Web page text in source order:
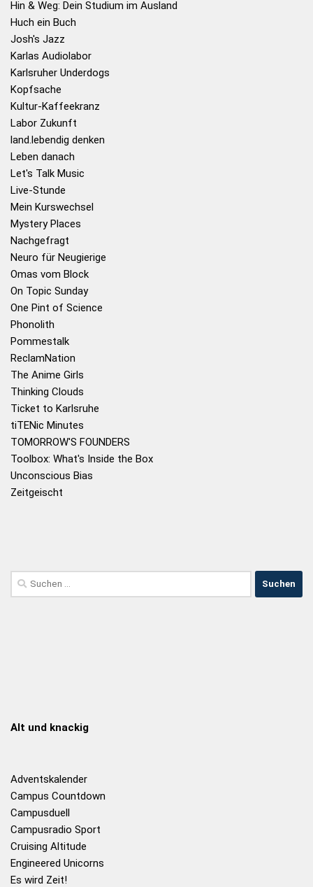
Hin & Weg: Dein Studium im Ausland
Huch ein Buch
Josh's Jazz
Karlas Audiolabor
Karlsruher Underdogs
Kopfsache
Kultur-Kaffeekranz
Labor Zukunft
land.lebendig denken
Leben danach
Let's Talk Music
Live-Stunde
Mein Kurswechsel
Mystery Places
Nachgefragt
Neuro für Neugierige
Omas vom Block
On Topic Sunday
One Pint of Science
Phonolith
Pommestalk
ReclamNation
The Anime Girls
Thinking Clouds
Ticket to Karlsruhe
tiTENic Minutes
TOMORROW'S FOUNDERS
Toolbox: What's Inside the Box
Unconscious Bias
Zeitgeischt
Alt und knackig
Adventskalender
Campus Countdown
Campusduell
Campusradio Sport
Cruising Altitude
Engineered Unicorns
Es wird Zeit!